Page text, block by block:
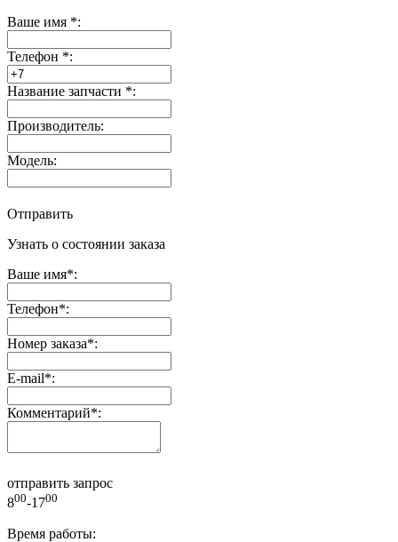
Ваше имя *:
Телефон *:
Название запчасти *:
Производитель:
Модель:
Отправить
Узнать о состоянии заказа
Ваше имя*:
Телефон*:
Номер заказа*:
E-mail*:
Комментарий*:
отправить запрос
800-1700
Время работы: